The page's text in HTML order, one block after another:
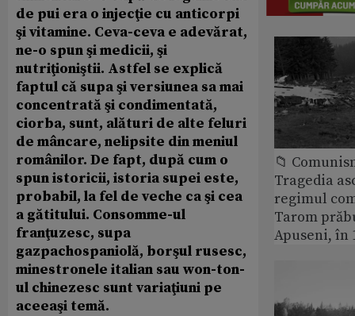
de pui era o injecţie cu anticorpi
şi vitamine. Ceva-ceva e adevărat,
ne-o spun şi medicii, şi
nutriţioniştii. Astfel se explică
faptul că supa şi versiunea sa mai
concentrată şi condimentată,
ciorba, sunt, alături de alte feluri
de mâncare, nelipsite din meniul
românilor. De fapt, după cum o
spun istoricii, istoria supei este,
probabil, la fel de veche ca şi cea
a gătitului. Consomme-ul
franţuzesc, supa
gazpachospaniolă, borşul rusesc,
minestronele italian sau won-ton-
ul chinezesc sunt variaţiuni pe
aceeaşi temă.
📁
Tragedia
regimul
Tarom
Apuseni, în